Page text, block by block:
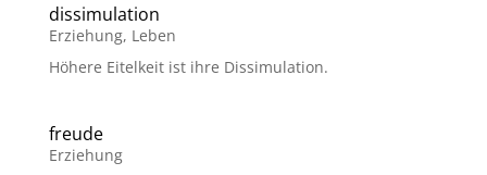
dissimulation
Erziehung, Leben
Höhere Eitelkeit ist ihre Dissimulation.
freude
Erziehung